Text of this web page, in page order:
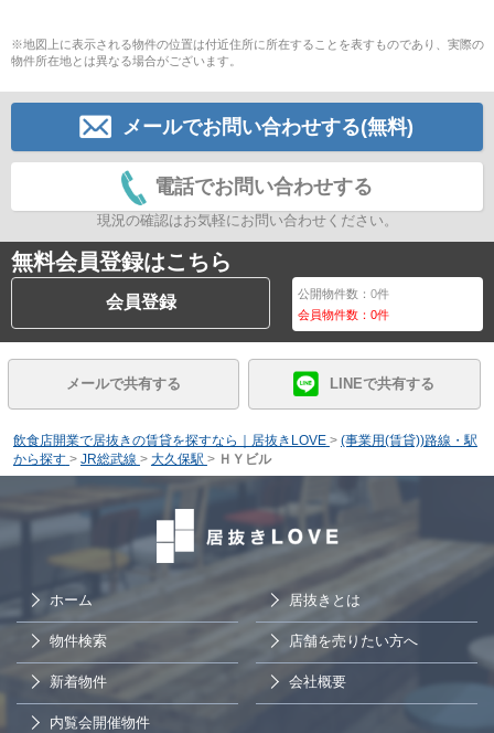
※地図上に表示される物件の位置は付近住所に所在することを表すものであり、実際の
物件所在地とは異なる場合がございます。
メールでお問い合わせする(無料)
電話でお問い合わせする
現況の確認はお気軽にお問い合わせください。
無料会員登録はこちら
会員登録 公開物件数：0件
会員物件数：0件
メールで共有する LINEで共有する
飲食店開業で居抜きの賃貸を探すなら｜居抜きLOVE > (事業用(賃貸))路線・駅
から探す > JR総武線 > 大久保駅 > ＨＹビル
ホーム 居抜きとは
物件検索 店舗を売りたい方へ
新着物件 会社概要
内覧会開催物件